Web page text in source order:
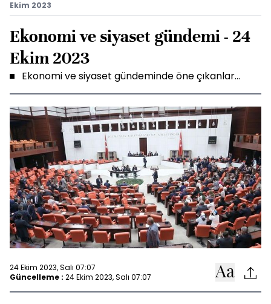
Ekim 2023
Ekonomi ve siyaset gündemi - 24
Ekim 2023
Ekonomi ve siyaset gündeminde öne çıkanlar...
24 Ekim 2023, Salı 07:07
Güncelleme : 24 Ekim 2023, Salı 07:07